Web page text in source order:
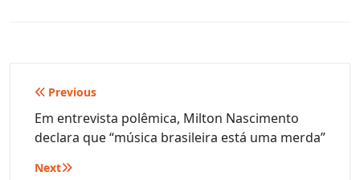
Navegação
de
Post
Previous
Em entrevista polêmica, Milton Nascimento
declara que “música brasileira está uma merda”
Next